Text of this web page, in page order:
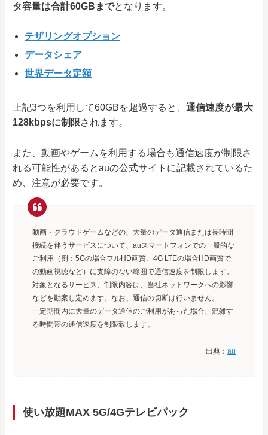
タ容量は合計60GBまでとなります。
テザリングオプション
データシェア
世界データ定額
上記3つを利用して60GBを超過すると、 通信速度が最大
128kbpsに制限されます。
また、動画やゲームを利用する場合も通信速度が制限さ
れる可能性があるとauの公式サイトに記載されているた
め、注意が必要です。
動画・クラウドゲームなどの、大量のデータ通信または長時間
接続を伴うサービスについて、auスマートフォンでの一般的な
ご利用（例：5Gの場合フルHD画質、4G LTEの場合HD画質で
の動画視聴など）に支障のない範囲で通信速度を制限します。
対象となるサービス、制限内容は、当社ネットワークへの影響
などを勘案し定めます。なお、通信の切断は行いません。
一定期間内に大量のデータ通信のご利用があった場合、混雑す
る時間帯の通信速度を制限致します。
出典： au
使い放題MAX 5G/4Gテレビパック